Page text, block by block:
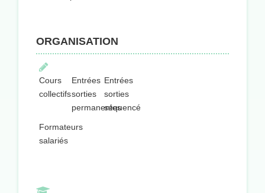
ORGANISATION
Cours
collectifs
Entrées
sorties
permanentes
Entrées
sorties
séquencées
Formateurs
salariés